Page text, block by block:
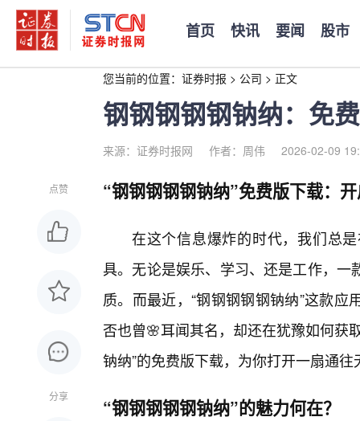
首页 快讯 要闻 股市
您当前的位置： 证券时报 > 公司 > 正文
钢钢钢钢钢钠纳：免
来源：证券时报网 作者：周伟 2026-02-09
点赞
分享
“钢钢钢钢钢钠纳”免费版下载：
在这个信息爆炸的时代，我们总
具。无论是娱乐、学习、还是工作，
质。而最近，“钢钢钢钢钢钠纳”这款
否也曾🌸耳闻其名，却还在犹豫如何获
钠纳”的免费版下载，为你打开一扇通
“钢钢钢钢钢钠纳”的魅力何在？